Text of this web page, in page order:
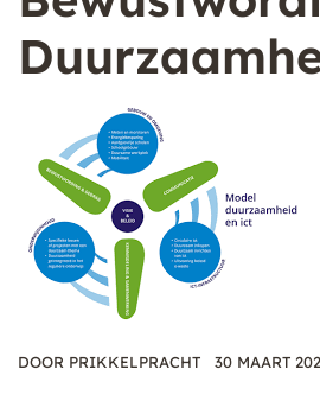
DOOR PRIKKELPRACHT 30 MAART